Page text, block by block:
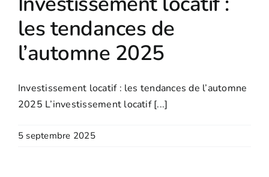
ACCÈS CLIENTS
les tendances de
l’automne 2025
Investissement locatif : les tendances de l’automne
2025 L’investissement locatif [...]
5 septembre 2025